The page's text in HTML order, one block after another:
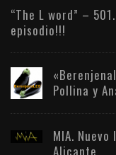
“The L word” –
episodio!!!
Pollina y
MIA.
Alicante